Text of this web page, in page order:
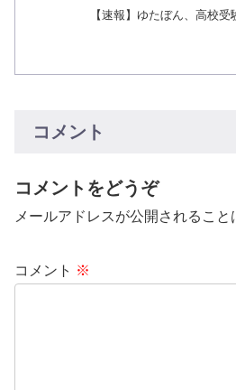
【速報】ゆたぼん、高校受
コメント
コメントをどうぞ
メールアドレスが公開されること
コメント ※